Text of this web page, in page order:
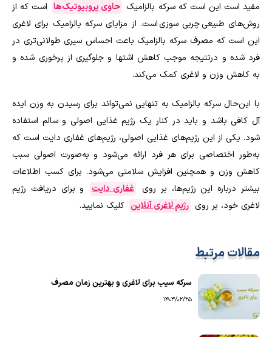
مفید است این است که سرکه بالزامیک حاوی پروبیوتیک‌ها است که از
روش‌های طبیعی چربی سوزی است. از مزایای سرکه بالزامیک برای لاغری
این است که مصرف سرکه بالزامیک باعث احساس سیری طولانی‌تری در
فرد شده و درنتیجه موجب کاهش اشتها و جلوگیری از پرخوری شده و
به کاهش وزن و لاغری کمک می‌کند.
با این‌حال سرکه بالزامیک به تنهایی نمی‌تواند برای رسیدن به وزن ایده
آل کافی باشد و باید در کنار یک رژیم غذایی اصولی و سالم استفاده
شود. یکی از این رژیم‌های غذایی اصولی، رژیم‌های غفاری دایت است که
به‌طور اختصاصی برای هر فرد ارائه می‌شود و به‌صورت اصولی سبب
کاهش وزن و همچنین افزایش سلامتی می‌شود. برای کسب اطلاعات
بیشتر درباره این رژیم‌ها، بر روی
غفاری دایت
و برای دریافت رژیم
لاغری خود، بر روی رژیم لاغری آنلاین کلیک نمایید.
مقالات مرتبط
سرکه سیب برای لاغری و بهترین زمان مصرف
1403/02/25